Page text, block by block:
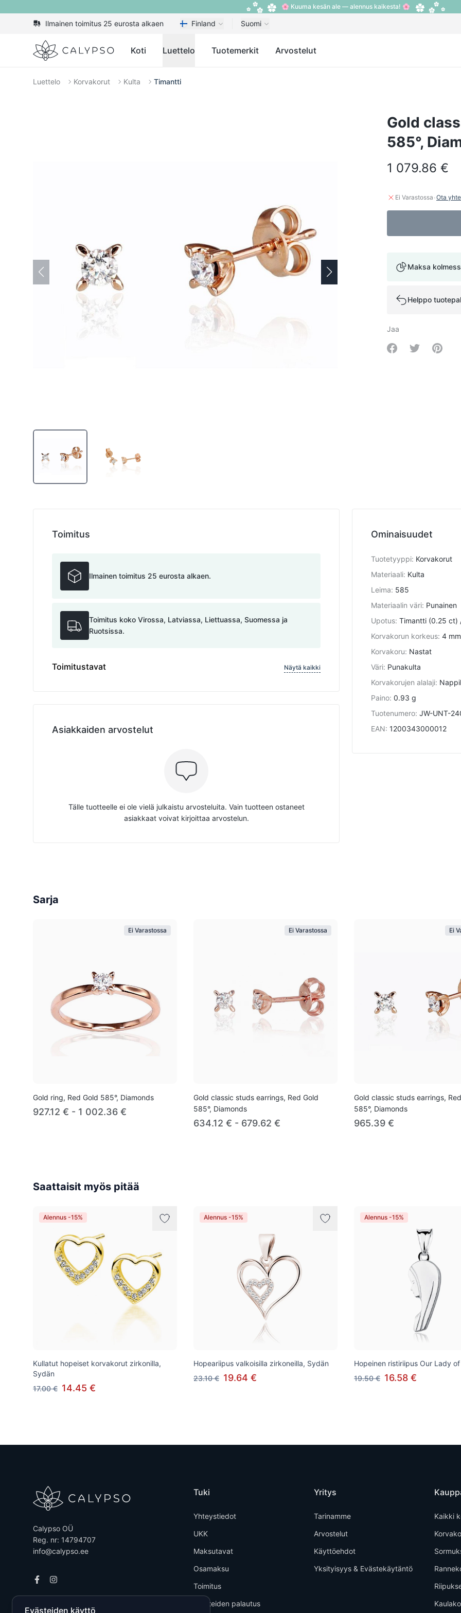
🌸 Kuuma kesän ale — alennus kaikesta! 🌸
Ilmainen toimitus 25 eurosta alkaen Finland Suomi
Calypso Koti Luettelo Tuotemerkit Arvostelut
Luettelo Korvakorut Kulta Timantti
Gold
585°,
1 079.86 €
Ei Varastossa ·Ota
Maksa
Helppo
Jaa
Share onShare on
Ominaisuudet
Tuotetyyppi: Korvakorut
Materiaali: Kulta
Leima: 585
Materiaalin väri: Punainen
Upotus: Timantti (0.25 ct)
Korvakorun korkeus: 4 mm
Korvakoru: Nastat
Väri: Punakulta
Korvakorujen alalaji:
Paino: 0.93 g
Tuotenumero: JW-UNT-
EAN: 1200343000012
Toimitus
Ilmainen toimitus 25 eurosta alkaen.
Toimitus koko Virossa, Latviassa, Liettuassa, Suomessa ja
Ruotsissa.
Toimitustavat Näytä kaikki
Asiakkaiden arvostelut
Tälle tuotteelle ei ole vielä julkaistu arvosteluita. Vain tuotteen ostaneet
asiakkaat voivat kirjoittaa arvostelun.
Sarja
Ei Varastossa
Gold ring, Red Gold 585°, Diamonds
927.12 € - 1 002.36 €
Ei Varastossa
Gold classic studs earrings, Red Gold
585°, Diamonds
634.12 € - 679.62 €
Ei
Gold classic studs earrings,
585°, Diamonds
965.39 €
Saattaisit myös pitää
Alennus -15%
Kullatut hopeiset korvakorut zirkonilla,
Sydän
17.00 € 14.45 €
Alennus -15%
Hopeariipus valkoisilla zirkoneilla, Sydän
23.10 € 19.64 €
Alennus -15%
Hopeinen ristiriipus Our Lady
19.50 € 16.58 €
Calypso OÜ
Reg. nr: 14794707
info@calypso.ee
Tuki
Yhteystiedot
UKK
Maksutavat
Osamaksu
Toimitus
Tuotteiden palautus
Yritys
Tarinamme
Arvostelut
Käyttöehdot
Yksityisyys & Evästekäytäntö
Kaikki
Evästeiden käyttö